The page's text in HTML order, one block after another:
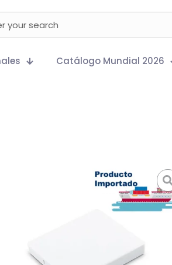
Catálogo Mundial 2026